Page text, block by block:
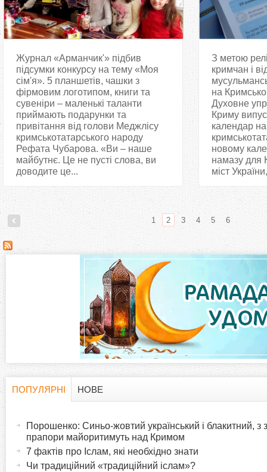
Журнал «Арманчик'» підбив
підсумки конкурсу на тему «Моя
сім'я». 5 планшетів, чашки з
фірмовим логотипом, книги та
сувеніри – маленькі таланти
приймають подарунки та
привітання від голови Меджлісу
кримськотатарського народу
Рефата Чубарова. «Ви – наше
майбутнє. Це не пусті слова, ви
доводите це...
З метою
кримчан і
на
Духовне
Криму
календар на
новому
намазу для
міст
С
н
1 2 3 4 5 6
ПОПУЛЯРНІ
НОВЕ
Порошенко: Синьо-жовтий український і блакитний, з
прапори майоритимуть над Кримом
7 фактів про Іслам, які необхідно знати
Чи традиційний «традиційний іслам»?